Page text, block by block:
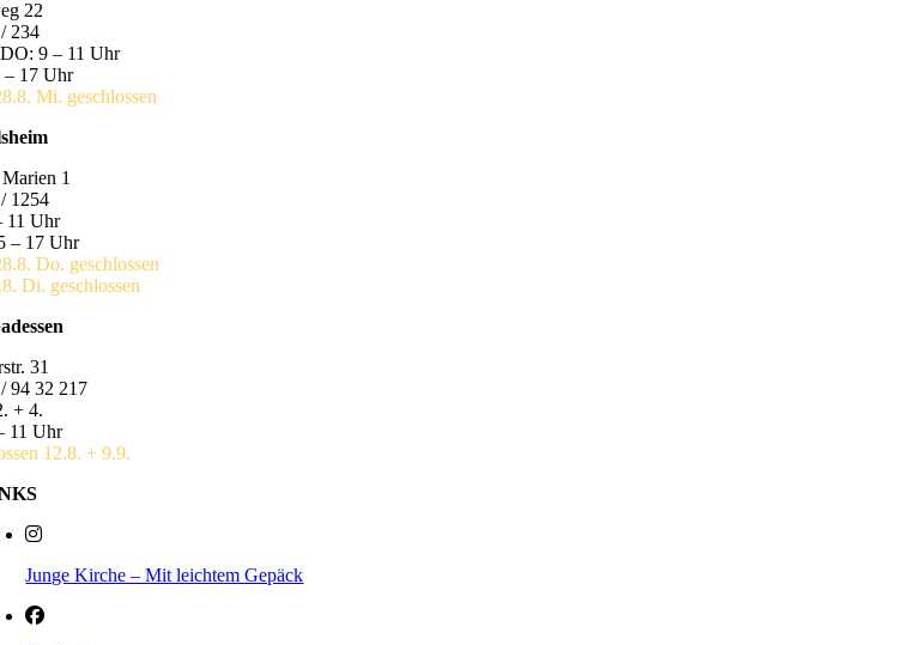
22
234
9 – 11 Uhr
17 Uhr
Mi. geschlossen
1
1254
11 Uhr
– 17 Uhr
Do. geschlossen
Di. geschlossen
31
94 32 217
+ 4.
11 Uhr
12.8. + 9.9.
Junge Kirche – Mit leichtem Gepäck